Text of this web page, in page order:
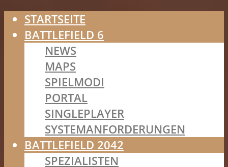
STARTSEITE
BATTLEFIELD 6
NEWS
MAPS
SPIELMODI
PORTAL
SINGLEPLAYER
SYSTEMANFORDERUNGEN
BATTLEFIELD 2042
SPEZIALISTEN